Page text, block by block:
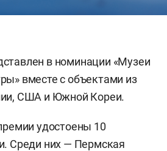
в номинации «Музеи
вместе с объектами из
США и Южной Кореи.
удостоены 10
Среди них — Пермская